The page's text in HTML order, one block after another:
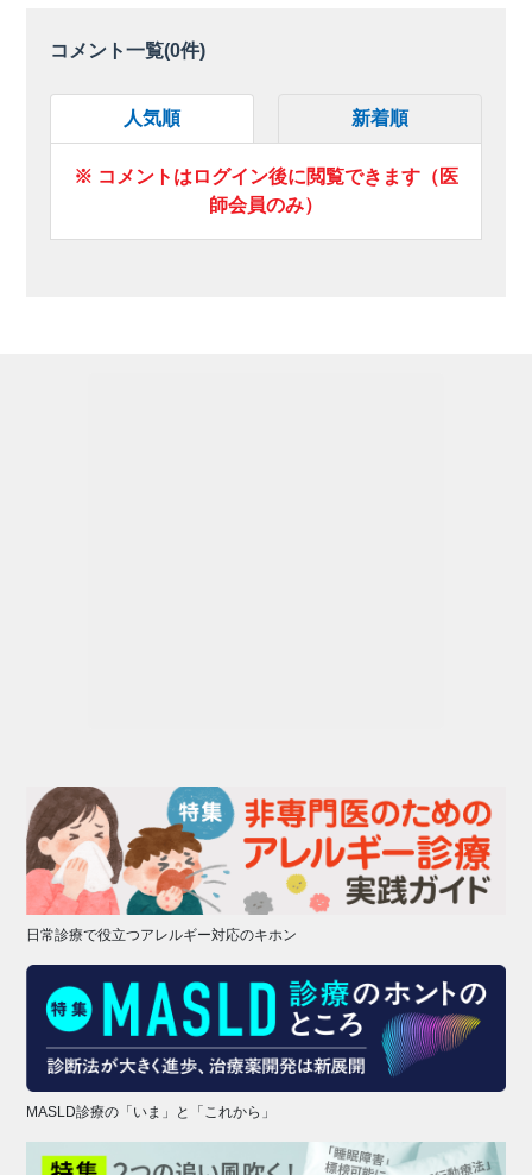
コメント一覧(0件)
人気順 新着順
※ コメントはログイン後に閲覧できます（医
師会員のみ）
日常診療で役立つアレルギー対応のキホン
MASLD診療の「いま」と「これから」